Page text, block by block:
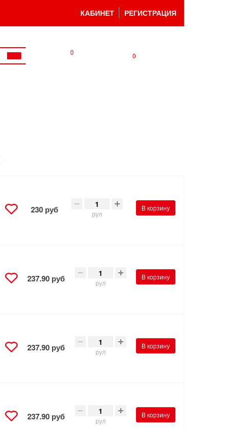
КАБИНЕТ РЕГИСТРАЦИЯ
0 0
230 руб рул
В корзину
237.90 руб рул
В корзину
237.90 руб рул
В корзину
237.90 руб рул
В корзину